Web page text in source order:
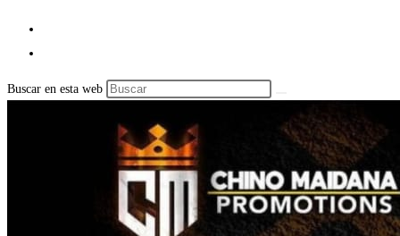
Buscar en esta web